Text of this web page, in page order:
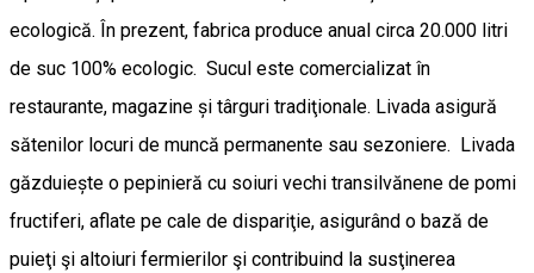
ecologică. În prezent, fabrica produce anual circa 20.000 litri
de suc 100% ecologic. Sucul este comercializat în
restaurante, magazine și târguri tradiţionale. Livada asigură
sătenilor locuri de muncă permanente sau sezoniere. Livada
găzduiește o pepinieră cu soiuri vechi transilvănene de pomi
fructiferi, aflate pe cale de dispariţie, asigurând o bază de
puieţi şi altoiuri fermierilor şi contribuind la susţinerea